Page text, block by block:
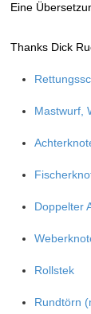
Eine
Thanks Dick
Mastwurf,
Doppelter
Rollstek
Rundtörn